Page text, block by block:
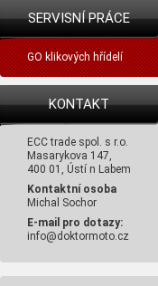
SERVISNÍ PRÁCE
GO klikových hřídelí
KONTAKT
ECC trade spol. s r.o.
Masarykova 147,
400 01, Ústí n Labem
Kontaktní osoba
Michal Sochor
E-mail pro dotazy:
info@doktormoto.cz